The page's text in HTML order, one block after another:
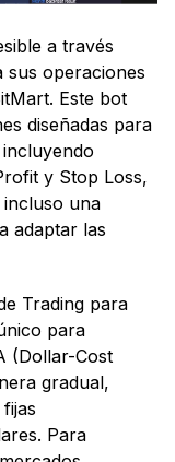
a través
sus operaciones
Este bot
diseñadas para
y Stop Loss,
una
adaptar las
Trading para
para
(Dollar-Cost
gradual,
Para